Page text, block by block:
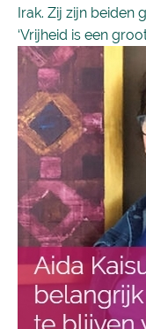
Irak. Zij zijn
‘Vrijheid is een